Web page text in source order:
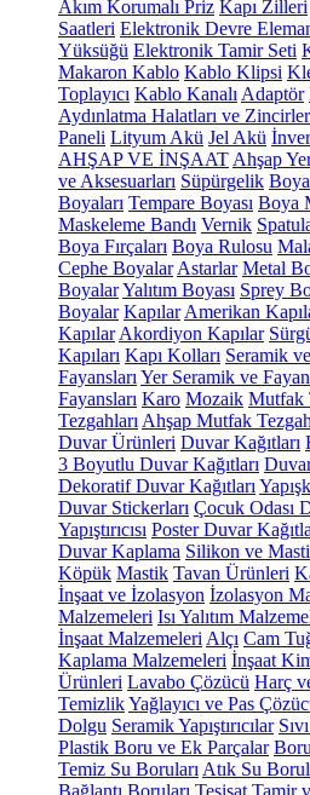
Akım Korumalı Priz Kapı Zilleri
Saatleri Elektronik Devre
Yüksüğü Elektronik Tamir Seti
Makaron Kablo Kablo Klipsi
Toplayıcı Kablo Kanalı Adaptör
Aydınlatma Halatları ve
Paneli Lityum Akü Jel Akü
AHŞAP VE İNŞAAT Ahşap
ve Aksesuarları Süpürgelik
Boyaları Tempare Boyası Boya
Maskeleme Bandı Vernik
Boya Fırçaları Boya Rulosu
Cephe Boyalar Astarlar Metal
BoyalarYalıtım Boyası Sprey
Boyalar Kapılar Amerikan
Kapılar Akordiyon Kapılar
Kapıları Kapı Kolları Seramik
Fayansları Yer Seramik ve
Fayansları Karo Mozaik Mutfak
Tezgahları Ahşap Mutfak
Duvar Ürünleri Duvar Kağıtları
3 Boyutlu Duvar Kağıtları
Dekoratif Duvar Kağıtları
Duvar Stickerları Çocuk Odası
Yapıştırıcısı Poster Duvar
Duvar Kaplama Silikon ve
Köpük Mastik Tavan Ürünleri
İnşaat ve İzolasyon İzolasyon
Malzemeleri Isı Yalıtım
İnşaat Malzemeleri Alçı Cam
Kaplama Malzemeleri İnşaat
Ürünleri Lavabo Çözücü Harç
TemizlikYağlayıcı ve Pas
Dolgu Seramik Yapıştırıcılar
Plastik Boru ve Ek Parçalar
Temiz Su Boruları Atık Su
Bağlantı Boruları Tesisat Tamir